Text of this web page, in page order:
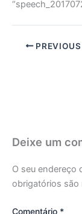
PREVIOUS
Deixe um
O seu endereço
obrigatórios são
Comentário *